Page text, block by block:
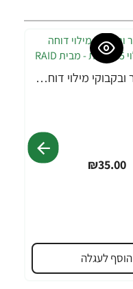
רייד מכשיר ובקבוקי מילוי דוחה יתושים + מילוי 45 לילות - מבית RAID
₪35.00
הוסף לעגלה